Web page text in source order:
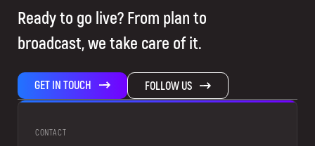
Ready to go live? From plan to
broadcast, we take care of it.
GET IN TOUCH FOLLOW US
CONTACT